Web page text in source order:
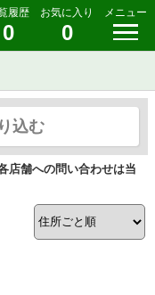
履歴
0
お気に入り
0
メニュー
込む
店舗への問い合わせは当